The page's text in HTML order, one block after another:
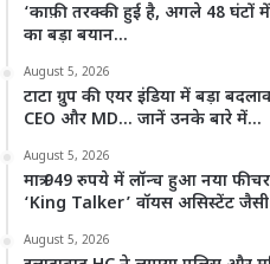
‘काफ़ी तरक्की हुई है, अगले 48 घंटों में
का बड़ा बयान…
August 5, 2026
टाटा ग्रुप की एयर इंडिया में बड़ा
CEO और MD… जानें उनके बारे में…
August 5, 2026
मात्र 949 रुपये में लॉन्च हुआ नया
‘King Talker’ वॉयस असिस्टेंट
August 5, 2026